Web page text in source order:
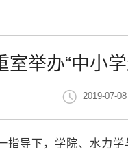
室举办“中小
2019-07-08
指导下，学院、水力